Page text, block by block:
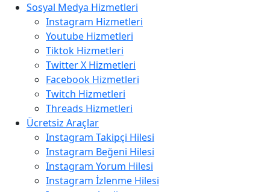
Sosyal Medya Hizmetleri
Instagram Hizmetleri
Youtube Hizmetleri
Tiktok Hizmetleri
Twitter X Hizmetleri
Facebook Hizmetleri
Twitch Hizmetleri
Threads Hizmetleri
Ücretsiz Araçlar
Instagram Takipçi Hilesi
Instagram Beğeni Hilesi
Instagram Yorum Hilesi
Instagram İzlenme Hilesi